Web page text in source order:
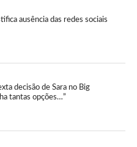
ausência das redes sociais
decisão de Sara no Big
tantas opções…”